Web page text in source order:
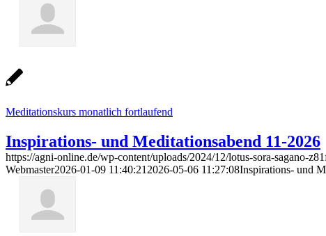
Meditationskurs monatlich fortlaufend
Inspirations- und Meditationsabend 11-2026
https://agni-online.de/wp-content/uploads/2024/12/lotus-sora-sagano-
Webmaster2026-01-09 11:40:21 2026-05-06 11:27:08Inspirations- und